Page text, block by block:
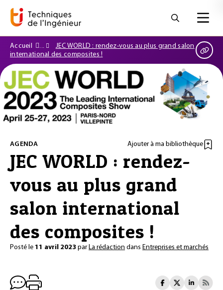
Accueil
JEC WORLD : rendez-vous au plus grand salon
international des composites !
AGENDA Ajouter à ma bibliothèque
JEC WORLD : rendez-
vous au plus grand
salon international
des composites !
Posté le 11 avril 2023 parLa rédaction dans Entreprises et marchés